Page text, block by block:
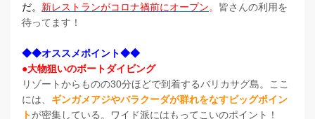
だ。 新レストランがコロナ禍前にオープン。 皆さんの利用を
待ってます！
◆◆オススメポイント◆◆
●大物狙いのボートダイビング
リゾートからものの30分ほどで到着するバリカサグ島。ここ
には、 ギンガメアジやバラクーダが群れをなすビッグポイン
トが密集している。ワイド派にはもってこいのポイント！